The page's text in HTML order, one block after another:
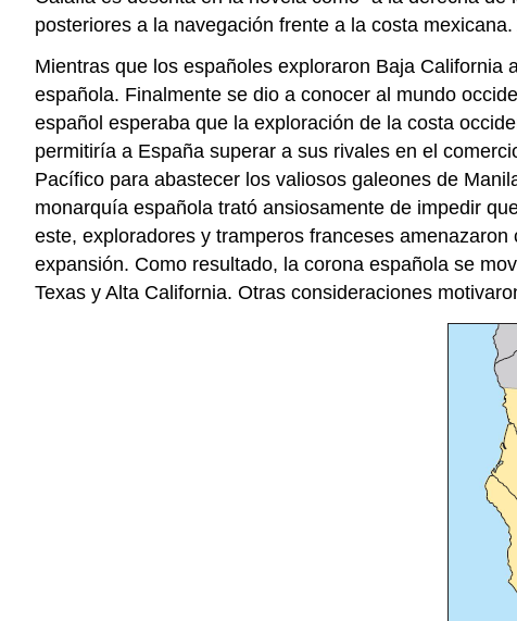
posteriores a la navegación frente a la costa
Mientras que los españoles exploraron Baja
española. Finalmente se dio a conocer al mundo
español esperaba que la exploración de la costa
permitiría a España superar a sus rivales en el
Pacífico para abastecer los valiosos galeones de
monarquía española trató ansiosamente de impedir
este, exploradores y tramperos franceses
expansión. Como resultado, la corona española se
Texas y Alta California. Otras consideraciones